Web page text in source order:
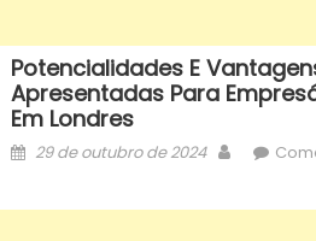
Potencialidades E
Apresentadas Para
Em Londres
Posted
29 de outubro de 2024 Author